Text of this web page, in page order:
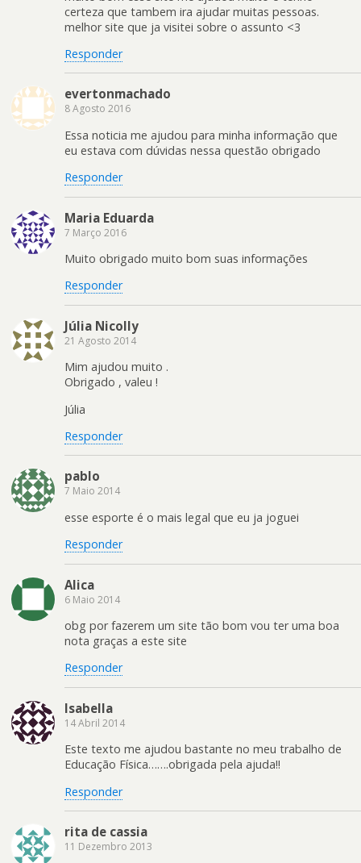
certeza que tambem ira ajudar muitas pessoas.
melhor site que ja visitei sobre o assunto <3
Responder
evertonmachado
8 Agosto 2016
Essa noticia me ajudou para minha informação que
eu estava com dúvidas nessa questão obrigado
Responder
Maria Eduarda
7 Março 2016
Muito obrigado muito bom suas informações
Responder
Júlia Nicolly
21 Agosto 2014
Mim ajudou muito .
Obrigado , valeu !
Júlia
Responder
pablo
7 Maio 2014
esse esporte é o mais legal que eu ja joguei
Responder
Alica
6 Maio 2014
obg por fazerem um site tão bom vou ter uma boa
nota graças a este site
Responder
Isabella
14 Abril 2014
Este texto me ajudou bastante no meu trabalho de
Educação Física…….obrigada pela ajuda!!
Responder
rita de cassia
11 Dezembro 2013